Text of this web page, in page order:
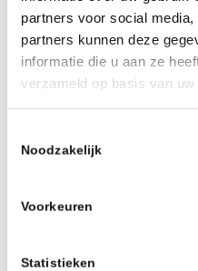
partners voor social
partners kunnen deze
informatie die u aan ze
verzameld op basis van
Noodzakelijk
Voorkeuren
Statistieken